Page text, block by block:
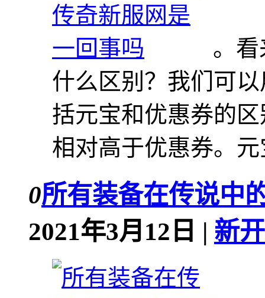
。
什么区别？我们可
括元宝和优惠券的
相对高于优惠券。
0所有装备在传说中
2021年3月12日 | 新